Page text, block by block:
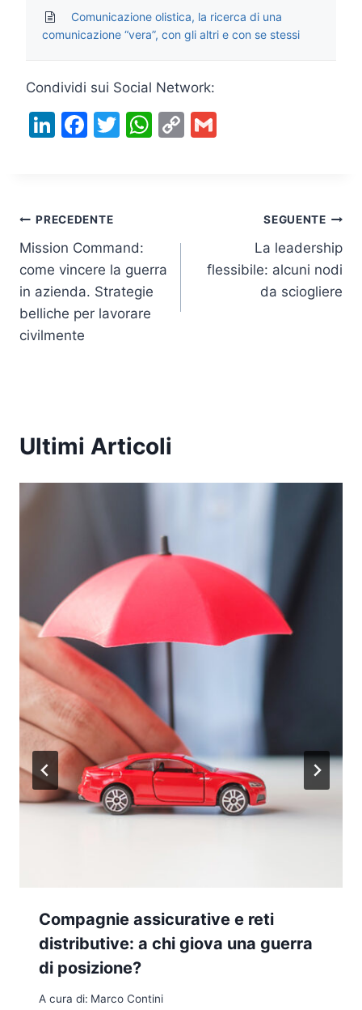
Comunicazione olistica, la ricerca di una
comunicazione “vera”, con gli altri e con se stessi
Condividi sui Social Network:
Li
dI
n
F
b
o
o
k
T
W
p
C
Navigazione
articoli
PRECEDENTE
Mission Command:
come vincere la guerra
in azienda. Strategie
belliche per lavorare
civilmente
SEGUENTE
La leadership
flessibile: alcuni nodi
da sciogliere
Ultimi Articoli
Compagnie assicurative e reti
distributive: a chi giova una guerra
di posizione?
A cura di: Marco Contini